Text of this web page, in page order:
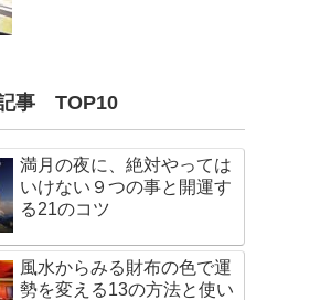
事 TOP10
満月の夜に、絶対やっては
いけない９つの事と開運す
る21のコツ
風水からみる財布の色で運
勢を変える13の方法と使い